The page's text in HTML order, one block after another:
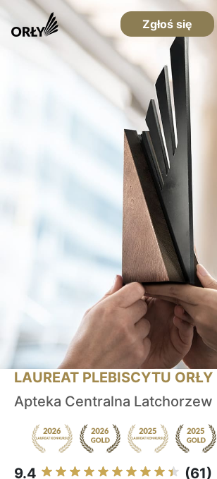
Zgłoś się
LAUREAT PLEBISCYTU ORŁY
Apteka Centralna Latchorzew
9.4 (61)